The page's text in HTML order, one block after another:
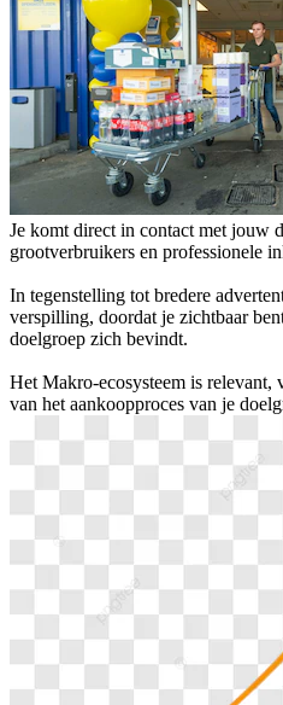
Je komt direct in contact met jouw
grootverbruikers en professionele
In tegenstelling tot bredere
verspilling, doordat je zichtbaar
doelgroep zich bevindt.
Het Makro-ecosysteem is relevant,
van het aankoopproces van je